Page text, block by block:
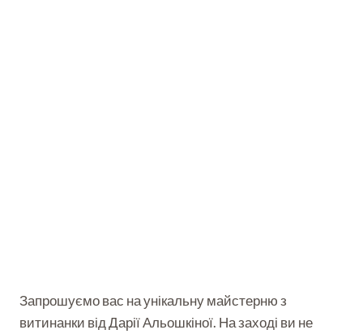
Запрошуємо вас на унікальну майстерню з
витинанки від Дарії Альошкіної. На заході ви не